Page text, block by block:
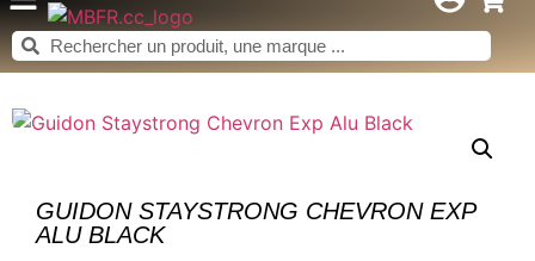
GUIDON STAYSTRONG CHEVRON EXP
ALU BLACK